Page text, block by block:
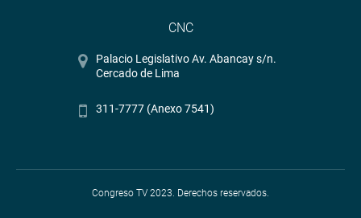
CNC
Palacio Legislativo Av. Abancay s/n.
Cercado de Lima
311-7777 (Anexo 7541)
Congreso TV 2023. Derechos reservados.